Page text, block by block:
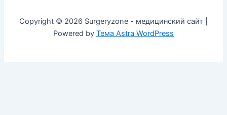
Copyright © 2026 Surgeryzone - медицинский сайт |
Powered by Тема Astra WordPress